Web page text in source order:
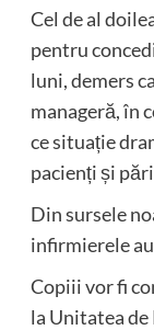
Cel de al
pentru
luni, demers
manageră, în
ce situație
pacienți și
Din sursele
infirmierele
Copiii vor fi
la Unitatea de